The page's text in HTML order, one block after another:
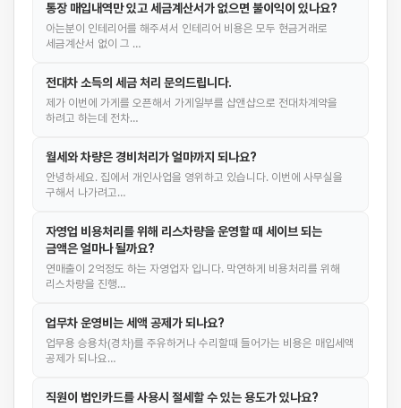
통장 매입내역만 있고 세금계산서가 없으면 불이익이 있나요?
아는분이 인테리어를 해주셔서 인테리어 비용은 모두 현금거래로
세금계산서 없이 그 …
전대차 소득의 세금 처리 문의드립니다.
제가 이번에 가게를 오픈해서 가게일부를 샵앤샵으로 전대차계약을
하려고 하는데 전차…
월세와 차량은 경비처리가 얼마까지 되나요?
안녕하세요. 집에서 개인사업을 영위하고 있습니다. 이번에 사무실을
구해서 나가려고…
자영업 비용처리를 위해 리스차량을 운영할 때 세이브 되는
금액은 얼마나 될까요?
연매출이 2억정도 하는 자영업자 입니다. 막연하게 비용처리를 위해
리스차량을 진행…
업무차 운영비는 세액 공제가 되나요?
업무용 승용차(경차)를 주유하거나 수리할때 들어가는 비용은 매입세액
공제가 되나요…
직원이 법인카드를 사용시 절세할 수 있는 용도가 있나요?